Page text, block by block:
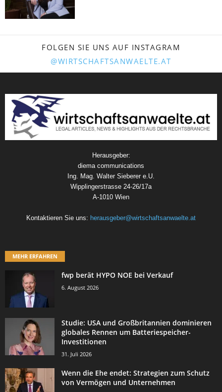
FOLGEN SIE UNS AUF INSTAGRAM
@WIRTSCHAFTSANWAELTE.AT
Herausgeber:
diema communications
Ing. Mag. Walter Sieberer e.U.
Wipplingerstrasse 24-26/17a
A-1010 Wien
Kontaktieren Sie uns: herausgeber@wirtschaftsanwaelte.at
MEHR ERFAHREN
fwp berät HYPO NOE bei Verkauf
6. August 2026
Studie: USA und Großbritannien dominieren
globales Rennen um Batteriespeicher-
Investitionen
31. Juli 2026
Wenn die Ehe endet: Strategien zum Schutz
von Vermögen und Unternehmen